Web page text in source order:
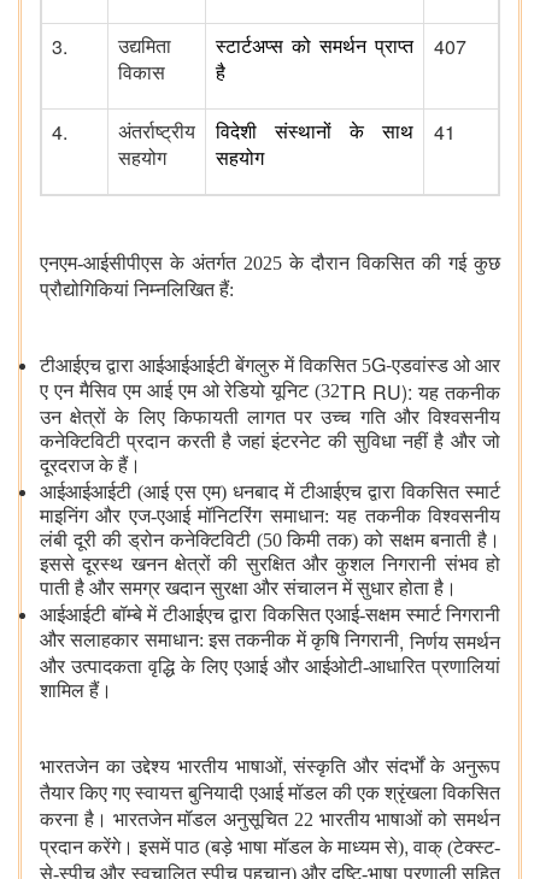
3.
उद्यमिता
विकास
स्टार्टअप्स को समर्थन प्राप्त
है
407
4.
अंतर्राष्ट्रीय
सहयोग
विदेशी संस्थानों के साथ
सहयोग
41
एनएम-आईसीपीएस के अंतर्गत 2025 के दौरान विकसित की गई कुछ
प्रौद्योगिकियां निम्नलिखित हैं:
टीआईएच द्वारा आईआईआईटी बेंगलुरु में विकसित 5G-एडवांस्ड ओ आर
ए एन मैसिव एम आई एम ओ रेडियो यूनिट (32TR RU):यह तकनीक
उन क्षेत्रों के लिए किफायती लागत पर उच्च गति और विश्वसनीय
कनेक्टिविटी प्रदान करती है जहां इंटरनेट की सुविधा नहीं है और जो
दूरदराज के हैं।
आईआईआईटी (आई एस एम) धनबाद में टीआईएच द्वारा विकसित स्मार्ट
माइनिंग और एज-एआई मॉनिटरिंग समाधान: यह तकनीक विश्वसनीय
लंबी दूरी की ड्रोन कनेक्टिविटी (50 किमी तक) को सक्षम बनाती है।
इससे दूरस्थ खनन क्षेत्रों की सुरक्षित और कुशल निगरानी संभव हो
पाती है और समग्र खदान सुरक्षा और संचालन में सुधार होता है।
आईआईटी बॉम्बे में टीआईएच द्वारा विकसित एआई-सक्षम स्मार्ट निगरानी
और सलाहकार समाधान: इस तकनीक में कृषि निगरानी,​​निर्णय समर्थन
और उत्पादकता वृद्धि के लिए एआई और आईओटी-आधारित प्रणालियां
शामिल हैं।
भारतजेन का उद्देश्य भारतीय भाषाओं,संस्कृति और संदर्भों के अनुरूप
तैयार किए गए स्वायत्त बुनियादी एआई मॉडल की एक श्रृंखला विकसित
करना है। भारतजेन मॉडल अनुसूचित 22 भारतीय भाषाओं को समर्थन
प्रदान करेंगे। इसमें पाठ (बड़े भाषा मॉडल के माध्यम से),वाक् (टेक्स्ट-
से-स्पीच और स्वचालित स्पीच पहचान) और दृष्टि-भाषा प्रणाली सहित